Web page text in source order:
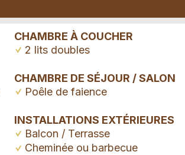
CHAMBRE À COUCHER
2 lits doubles
CHAMBRE DE SÉJOUR / SALON
Poêle de faience
INSTALLATIONS EXTÉRIEURES
Balcon / Terrasse
Cheminée ou barbecue